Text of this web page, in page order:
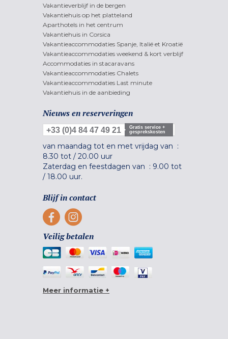
Vakantieverblijf in de bergen
Vakantiehuis op het platteland
Aparthotels in het centrum
Vakantiehuis in Corsica
Vakantieaccommodaties Spanje, Italië et Kroatië
Vakantieaccommodaties weekend & kort verblijf
Accommodaties in stacaravans
Vakantieaccommodaties Chalets
Vakantieaccommodaties Last minute
Vakantiehuis in de aanbieding
Nieuws en reserveringen
+33 (0)4 84 47 49 21
Gratis service +
gesprekskosten
van maandag tot en met vrijdag van :
8.30 tot / 20.00 uur
Zaterdag en feestdagen van : 9.00 tot
/ 18.00 uur.
Blijf in contact
Veilig betalen
Meer informatie +